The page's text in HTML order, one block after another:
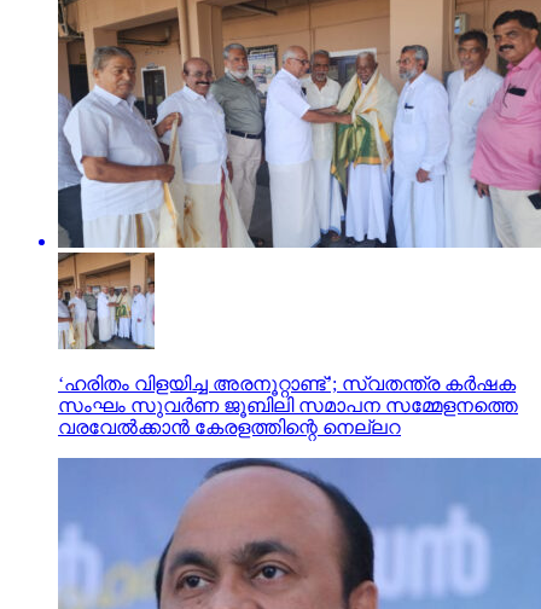
‘ഹരിതം വിളയിച്ച അരനൂറ്റാണ്ട്’; സ്വതന്ത്ര കര്‍ഷക
സംഘം സുവര്‍ണ ജൂബിലി സമാപന സമ്മേളനത്തെ
വരവേല്‍ക്കാന്‍ കേരളത്തിന്റെ നെല്ലറ